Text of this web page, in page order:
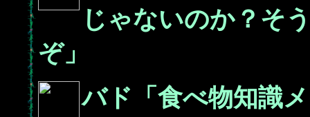
じゃないのか？そ
ぞ」
バド「食べ物知識